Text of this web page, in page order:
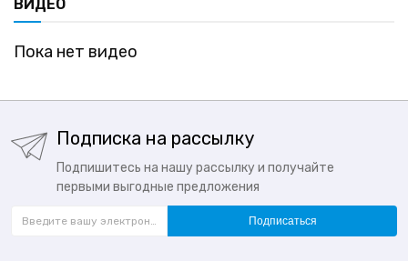
ВИДЕО
Пока нет видео
Подписка на рассылку
Подпишитесь на нашу рассылку и получайте
первыми выгодные предложения
Подписаться